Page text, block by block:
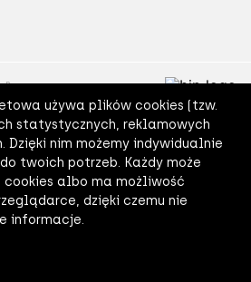
Pagepro
używa plików cookies (tzw.
statystycznych, reklamowych
Dzięki nim możemy indywidualnie
twoich potrzeb. Każdy może
albo ma możliwość
dzięki czemu nie
informacje.